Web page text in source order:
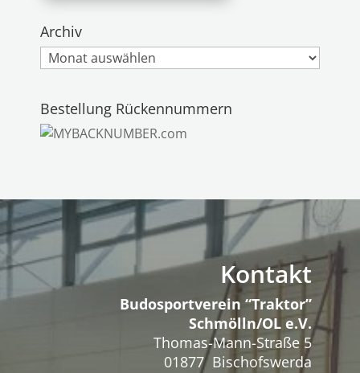
Archiv
Archiv
Bestellung Rückennummern
Kontakt
Budosportverein “Traktor”
Schmölln/OL e.V.
Thomas-Mann-Straße 5
01877 Bischofswerda